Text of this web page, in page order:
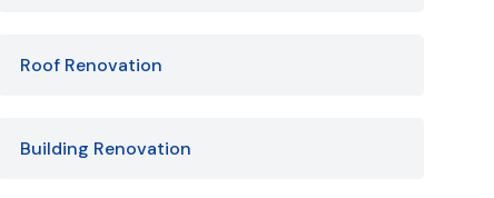
Roof Renovation
Building Renovation